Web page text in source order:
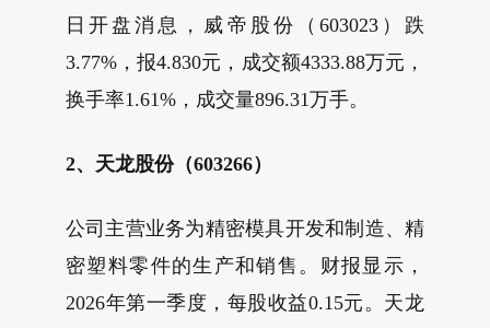
日开盘消息，威帝股份（603023）跌
3.77%，报4.830元，成交额4333.88万元，
换手率1.61%，成交量896.31万手。
2、天龙股份（603266）
公司主营业务为精密模具开发和制造、精
密塑料零件的生产和销售。财报显示，
2026年第一季度，每股收益0.15元。天龙